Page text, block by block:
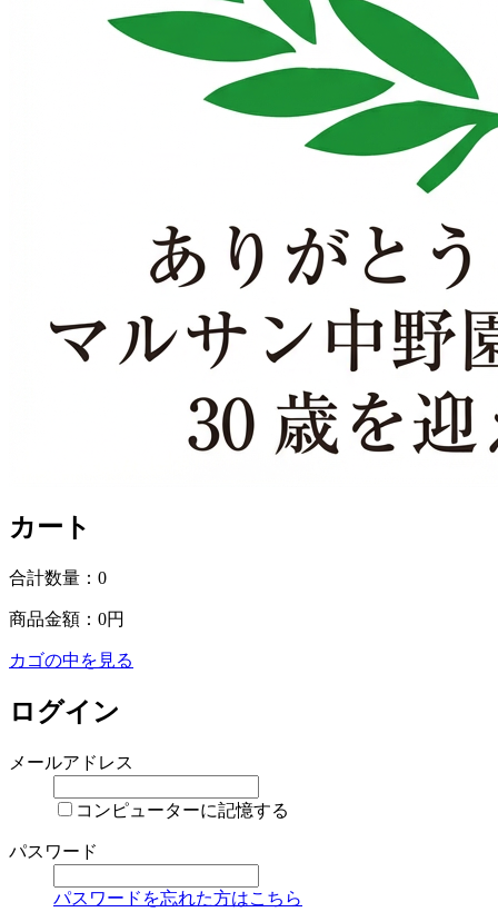
カート
合計数量： 0
商品金額： 0円
カゴの中を見る
ログイン
メールアドレス
コンピューターに記憶する
パスワード
パスワードを忘れた方はこちら